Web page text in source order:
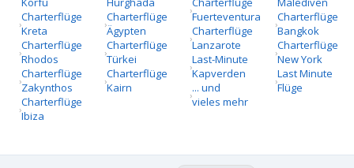
Charterflüge
Kreta
Charterflüge
Rhodos
Charterflüge
Zakynthos
Charterflüge
Ibiza
Charterflüge
Ägypten
Charterflüge
Türkei
Charterflüge
Kairn
Fuerteventura
Charterflüge
Lanzarote
Last-Minute
Kapverden
... und
vieles mehr
Charterflüge
Bangkok
Charterflüge
New York
Last Minute
Flüge